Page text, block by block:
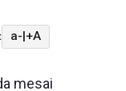
a-|+A
mesai